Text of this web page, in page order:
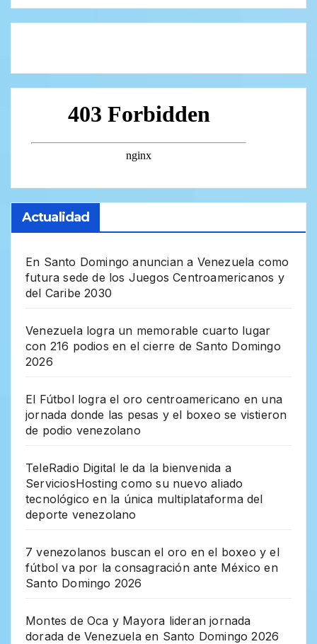
Actualidad
En Santo Domingo anuncian a Venezuela como
futura sede de los Juegos Centroamericanos y
del Caribe 2030
Venezuela logra un memorable cuarto lugar
con 216 podios en el cierre de Santo Domingo
2026
El Fútbol logra el oro centroamericano en una
jornada donde las pesas y el boxeo se vistieron
de podio venezolano
TeleRadio Digital le da la bienvenida a
ServiciosHosting como su nuevo aliado
tecnológico en la única multiplataforma del
deporte venezolano
7 venezolanos buscan el oro en el boxeo y el
fútbol va por la consagración ante México en
Santo Domingo 2026
Montes de Oca y Mayora lideran jornada
dorada de Venezuela en Santo Domingo 2026